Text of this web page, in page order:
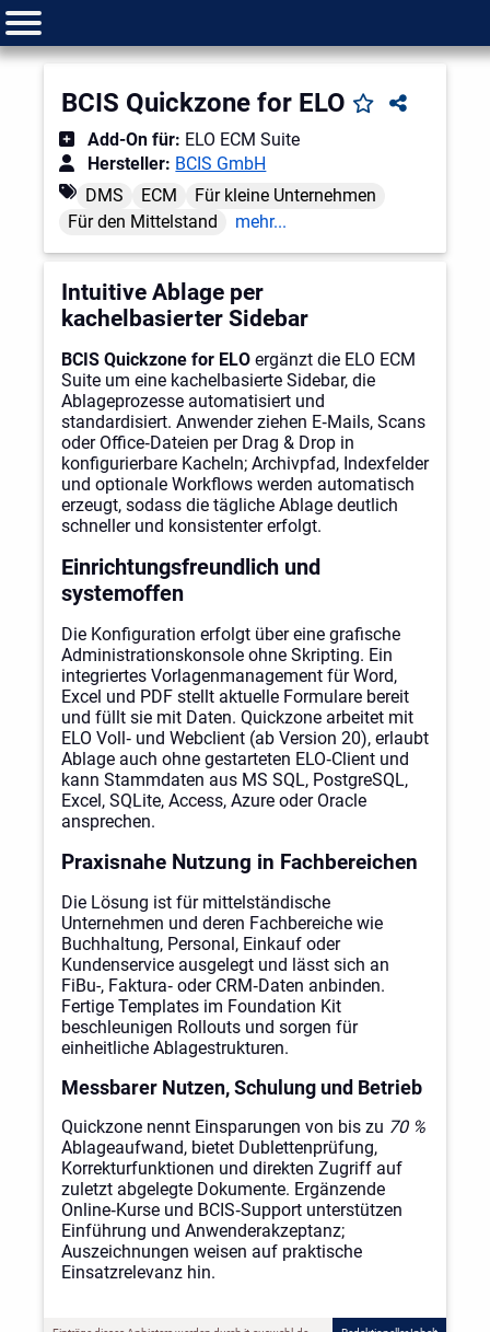
BCIS Quickzone for ELO
Add-On für: ELO ECM Suite
Hersteller: BCIS GmbH
DMS
ECM
Für kleine Unternehmen
Für den Mittelstand
mehr...
Intuitive Ablage per
kachelbasierter Sidebar
BCIS Quickzone for ELO ergänzt die ELO ECM
Suite um eine kachelbasierte Sidebar, die
Ablageprozesse automatisiert und
standardisiert. Anwender ziehen E‑Mails, Scans
oder Office‑Dateien per Drag & Drop in
konfigurierbare Kacheln; Archivpfad, Indexfelder
und optionale Workflows werden automatisch
erzeugt, sodass die tägliche Ablage deutlich
schneller und konsistenter erfolgt.
Einrichtungsfreundlich und
systemoffen
Die Konfiguration erfolgt über eine grafische
Administrationskonsole ohne Skripting. Ein
integriertes Vorlagenmanagement für Word,
Excel und PDF stellt aktuelle Formulare bereit
und füllt sie mit Daten. Quickzone arbeitet mit
ELO Voll‑ und Webclient (ab Version 20), erlaubt
Ablage auch ohne gestarteten ELO‑Client und
kann Stammdaten aus MS SQL, PostgreSQL,
Excel, SQLite, Access, Azure oder Oracle
ansprechen.
Praxisnahe Nutzung in Fachbereichen
Die Lösung ist für mittelständische
Unternehmen und deren Fachbereiche wie
Buchhaltung, Personal, Einkauf oder
Kundenservice ausgelegt und lässt sich an
FiBu-, Faktura‑ oder CRM‑Daten anbinden.
Fertige Templates im Foundation Kit
beschleunigen Rollouts und sorgen für
einheitliche Ablagestrukturen.
Messbarer Nutzen, Schulung und Betrieb
Quickzone nennt Einsparungen von bis zu 70 %
Ablageaufwand, bietet Dublettenprüfung,
Korrekturfunktionen und direkten Zugriff auf
zuletzt abgelegte Dokumente. Ergänzende
Online‑Kurse und BCIS‑Support unterstützen
Einführung und Anwenderakzeptanz;
Auszeichnungen weisen auf praktische
Einsatzrelevanz hin.